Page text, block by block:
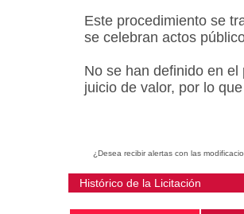
Este procedimiento se
se celebran actos
No se han definido en
juicio de valor, por lo
¿Desea recibir alertas con las
Histórico de la Licitación